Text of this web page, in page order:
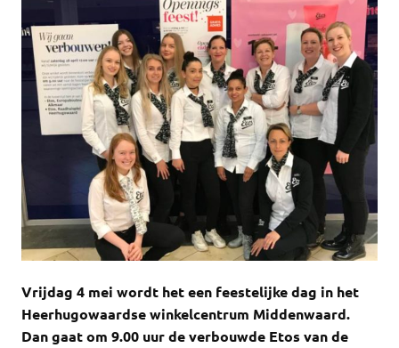
Vrijdag 4 mei wordt het een feestelijke dag in het
Heerhugowaardse winkelcentrum Middenwaard.
Dan gaat om 9.00 uur de verbouwde Etos van de